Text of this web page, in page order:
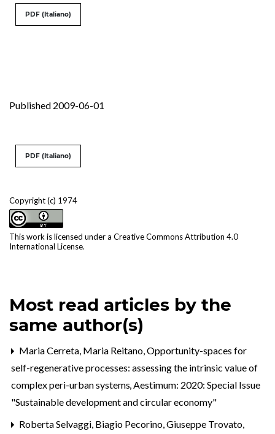
PDF (Italiano)
Published 2009-06-01
Copyright (c) 1974
This work is licensed under a Creative Commons Attribution 4.0
International License.
PDF (Italiano)
Most read articles by the
same author(s)
Maria Cerreta, Maria Reitano,Opportunity-spaces for
self-regenerative processes: assessing the intrinsic value of
complex peri-urban systems,Aestimum: 2020: Special Issue
"Sustainable development and circular economy"
Roberta Selvaggi, Biagio Pecorino, Giuseppe Trovato,